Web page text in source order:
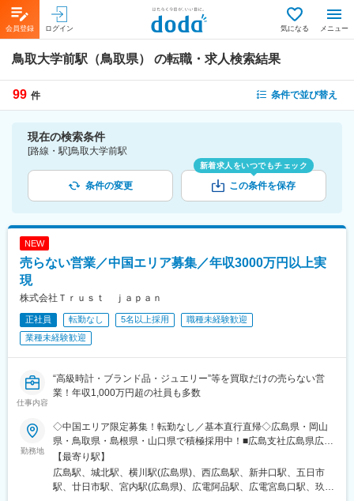
会員登録 ログイン 気になる メニュー
鳥取大学前駅（鳥取県） の転職・求人検索結果
99 件 条件で並び替え
現在の検索条件
[路線・駅]鳥取大学前駅
条件の変更
新着求人をいつでもチェック
この条件を保存
NEW
売らない営業／中国エリア募集／年収3000万円以上実
現
株式会社Ｔｒｕｓｔ ｊａｐａｎ
正社員 転勤なし 5名以上採用
職種未経験歓迎
業種未経験歓迎
仕事内容
“高級時計・ブランド品・ジュエリー”等を買取だけの売らない営
業！年収1,000万円超の社員も多数
勤務地
◇中国エリア限定募集！転勤なし／基本直行直帰◇広島県・岡山
県・鳥取県・島根県・山口県で積極採用中！■広島支社広島県広島
市中区大手町3丁目1-3 IT大手町ビル▽▽▽全国に営業所も展開
▽▽▽■東京支社・東京都中央区新川1-3-3 グリーンオーク茅場町
４F■大阪支社・大阪府大阪市西区京町堀1丁目3-3 肥後橋パーク
【最寄り駅】
広島駅、城北駅、横川駅(広島県)、西広島駅、新井口駅、五日市
駅、廿日市駅、宮内駅(広島県)、広電阿品駅、広電宮島口駅、玖波